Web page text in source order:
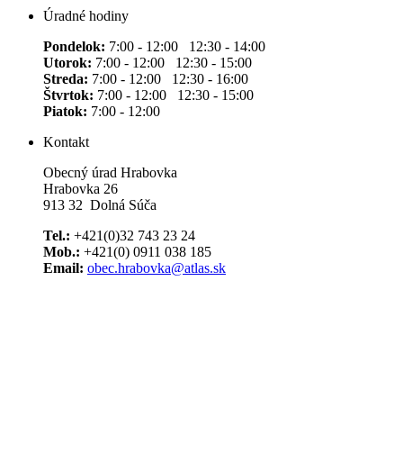
Úradné hodiny
Pondelok: 7:00 - 12:00 12:30 - 14:00
Utorok: 7:00 - 12:00 12:30 - 15:00
Streda: 7:00 - 12:00 12:30 - 16:00
Štvrtok: 7:00 - 12:00 12:30 - 15:00
Piatok: 7:00 - 12:00
Kontakt
Obecný úrad Hrabovka
Hrabovka 26
913 32 Dolná Súča
Tel.: +421(0)32 743 23 24
Mob.: +421(0) 0911 038 185
Email: obec.hrabovka@atlas.sk